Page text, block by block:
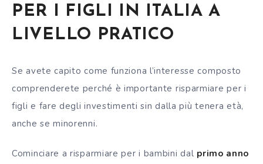
PER I FIGLI IN ITALIA A
LIVELLO PRATICO
Se avete capito come funziona l’interesse composto
comprenderete perché è importante risparmiare per i
figli e fare degli investimenti sin dalla più tenera età,
anche se minorenni.
Cominciare a risparmiare per i bambini dal primo anno